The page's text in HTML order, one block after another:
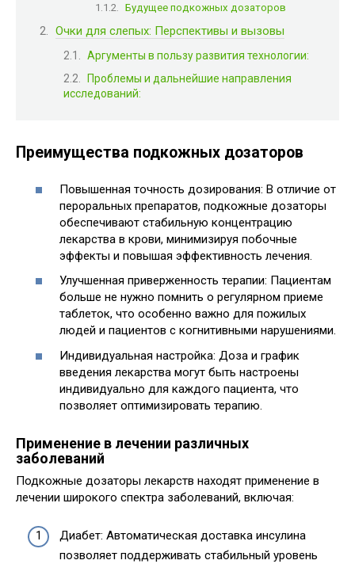
Будущее подкожных дозаторов
Очки для слепых: Перспективы и вызовы
Аргументы в пользу развития технологии:
Проблемы и дальнейшие направления
исследований:
Преимущества подкожных дозаторов
Повышенная точность дозирования: В отличие от
пероральных препаратов, подкожные дозаторы
обеспечивают стабильную концентрацию
лекарства в крови, минимизируя побочные
эффекты и повышая эффективность лечения.
Улучшенная приверженность терапии: Пациентам
больше не нужно помнить о регулярном приеме
таблеток, что особенно важно для пожилых
людей и пациентов с когнитивными нарушениями.
Индивидуальная настройка: Доза и график
введения лекарства могут быть настроены
индивидуально для каждого пациента, что
позволяет оптимизировать терапию.
Применение в лечении различных
заболеваний
Подкожные дозаторы лекарств находят применение в
лечении широкого спектра заболеваний, включая:
Диабет: Автоматическая доставка инсулина
позволяет поддерживать стабильный уровень